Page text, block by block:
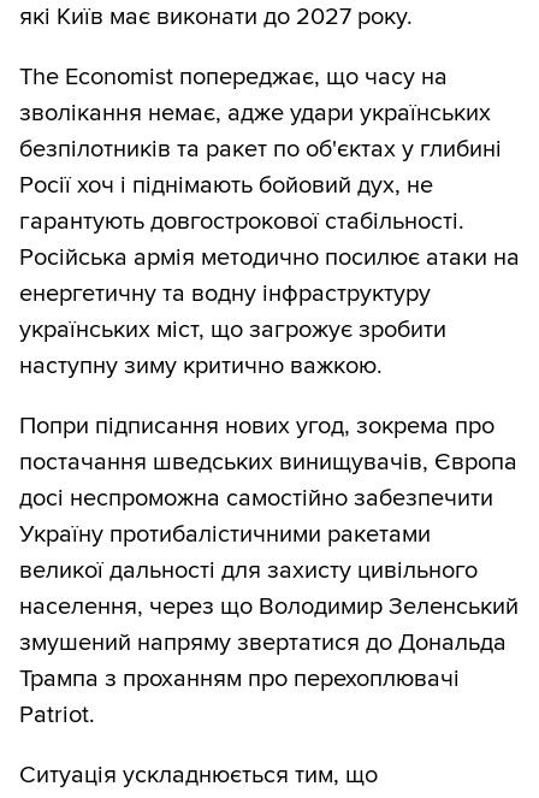
які Київ має виконати до 2027 року.
The Economist попереджає, що часу на
зволікання немає, адже удари українських
безпілотників та ракет по об'єктах у глибині
Росії хоч і піднімають бойовий дух, не
гарантують довгострокової стабільності.
Російська армія методично посилює атаки на
енергетичну та водну інфраструктуру
українських міст, що загрожує зробити
наступну зиму критично важкою.
Попри підписання нових угод, зокрема про
постачання шведських винищувачів, Європа
досі неспроможна самостійно забезпечити
Україну протибалістичними ракетами
великої дальності для захисту цивільного
населення, через що Володимир Зеленський
змушений напряму звертатися до Дональда
Трампа з проханням про перехоплювачі
Patriot.
Ситуація ускладнюється тим, що